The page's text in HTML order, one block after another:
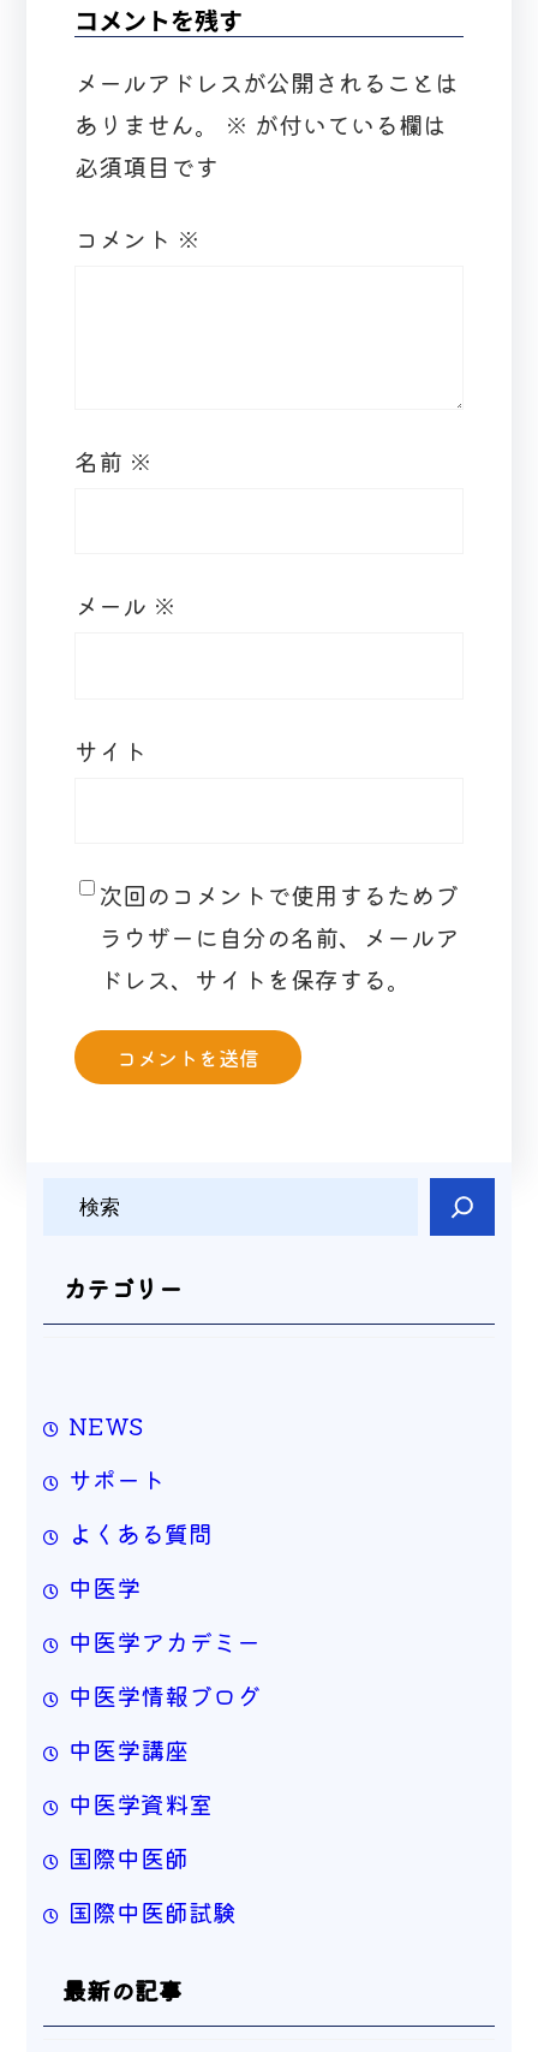
コメントを残す
メールアドレスが公開されることは
ありません。
※ が付いている欄は
必須項目です
コメント ※
名前 ※
メール ※
サイト
次回のコメントで使用するためブ
ラウザーに自分の名前、メールア
ドレス、サイトを保存する。
カテゴリー
NEWS
サポート
よくある質問
中医学
中医学アカデミー
中医学情報ブログ
中医学講座
中医学資料室
国際中医師
国際中医師試験
最新の記事